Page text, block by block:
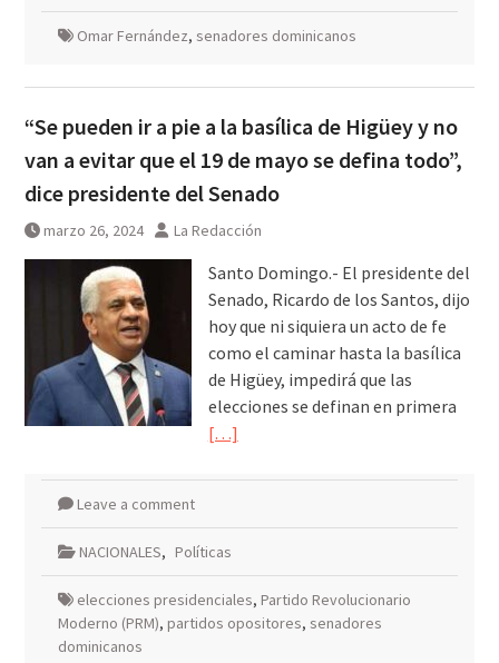
Omar Fernández, senadores dominicanos
“Se pueden ir a pie a la basílica de Higüey y no
van a evitar que el 19 de mayo se defina todo”,
dice presidente del Senado
marzo 26, 2024 La Redacción
Santo Domingo.- El presidente del
Senado, Ricardo de los Santos, dijo
hoy que ni siquiera un acto de fe
como el caminar hasta la basílica
de Higüey, impedirá que las
elecciones se definan en primera
[…]
Leave a comment
NACIONALES, Políticas
elecciones presidenciales, Partido Revolucionario
Moderno (PRM), partidos opositores, senadores
dominicanos